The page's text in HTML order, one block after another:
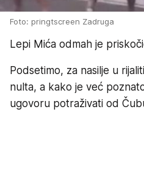
Foto: pringtscreen Zadruga
Lepi Mića odmah je
Podsetimo, za nasilje u
nulta, a kako je već
ugovoru potraživati od